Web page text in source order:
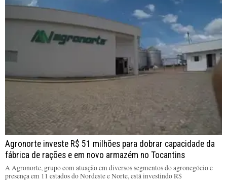
Agronorte investe R$ 51 milhões para dobrar capacidade da
fábrica de rações e em novo armazém no Tocantins
A Agronorte, grupo com atuação em diversos segmentos do agronegócio e
presença em 11 estados do Nordeste e Norte, está investindo R$